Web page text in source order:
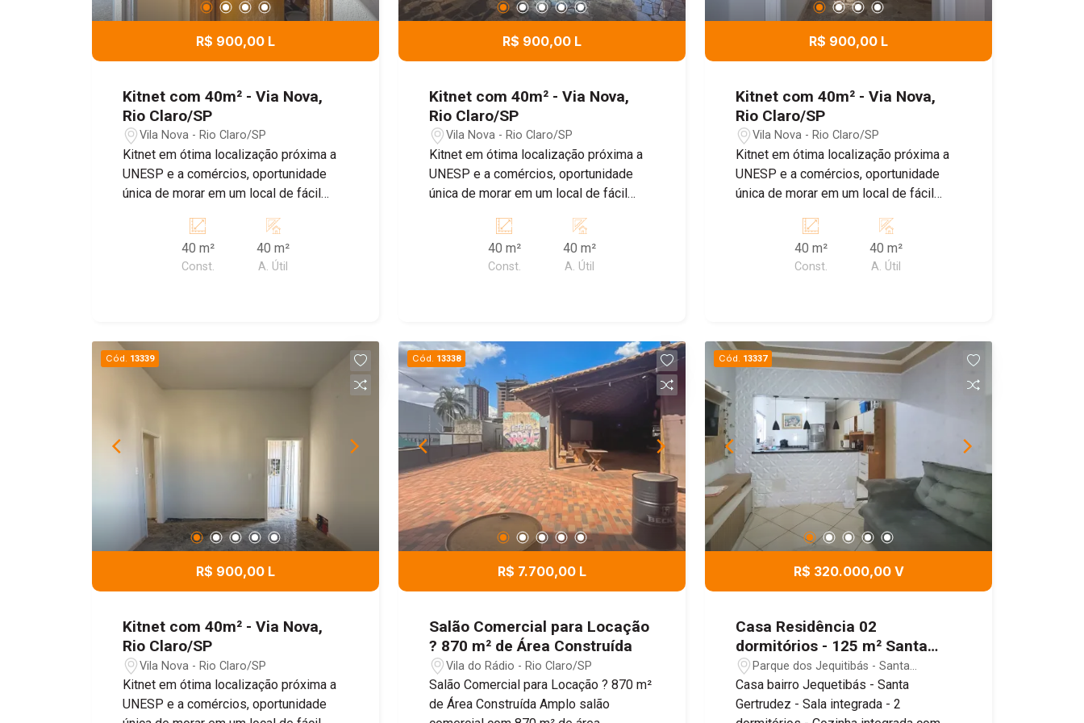
R$ 900,00 L
Kitnet com 40m² - Via Nova,
Rio Claro/SP
Vila Nova - Rio Claro/SP
Kitnet em ótima localização próxima a
UNESP e a comércios, oportunidade
única de morar em um local de fácil
consulte nosso corretores.
40 m²
Const.
40 m²
A. Útil
R$ 900,00 L
Kitnet com 40m² - Via Nova,
Rio Claro/SP
Vila Nova - Rio Claro/SP
Kitnet em ótima localização próxima a
UNESP e a comércios, oportunidade
única de morar em um local de fácil
consulte nosso corretores.
40 m²
Const.
40 m²
A. Útil
R$ 900,00 L
Kitnet com 40m² - Via Nova,
Rio Claro/SP
Vila Nova - Rio Claro/SP
Kitnet em ótima localização próxima a
UNESP e a comércios, oportunidade
única de morar em um local de fácil
consulte nosso corretores.
40 m²
Const.
40 m²
A. Útil
Cód. 13339
R$ 900,00 L
Kitnet com 40m² - Via Nova,
Rio Claro/SP
Vila Nova - Rio Claro/SP
Kitnet em ótima localização próxima a
UNESP e a comércios, oportunidade
Cód. 13338
R$ 7.700,00 L
Salão Comercial para Locação
? 870 m² de Área Construída
Vila do Rádio - Rio Claro/SP
Salão Comercial para Locação ? 870 m²
de Área Construída Amplo salão
Cód. 13337
R$ 320.000,00 V
Casa Residência 02
dormitórios - 125 m² Santa
Gertrudez
Parque dos Jequitibás - Santa
Gertrudes/SP
Casa bairro Jequetibás - Santa
Gertrudez - Sala integrada - 2